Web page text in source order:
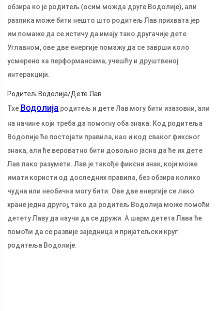
обзира ко је родитељ (осим можда друге Водолије), али
разлика може бити нешто што родитељ Лав прихвата јер
им помаже да се истичу да имају тако другачије дете.
Углавном, ове две енергије помажу да се заврши коло
усмерено ка перформансама, учешћу и друштвеној
интеракцији.
Родитељ Водолија/Дете Лав
Тхе Водолија родитељ и дете Лав могу бити изазовни, али
на начине који треба да помогну оба знака. Код родитеља
Водолије ће постојати правила, као и код сваког фиксног
знака, али ће вероватно бити довољно јасна да ће их дете
Лав лако разумети. Лав је такође фиксни знак, који може
имати користи од доследних правила, без обзира колико
чудна или необична могу бити. Ове две енергије се лако
хране једна другој, тако да родитељ Водолија може помоћи
детету Лаву да научи да се дружи. А шарм детета Лава ће
помоћи да се развије заједница и пријатељски круг
родитеља Водолије.